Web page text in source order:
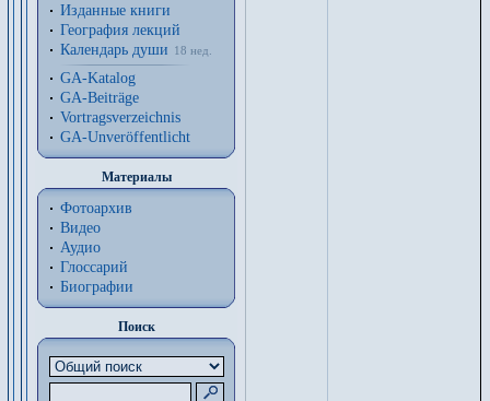
Изданные книги
География лекций
Календарь души
18 нед.
GA-Katalog
GA-Beiträge
Vortragsverzeichnis
GA-Unveröffentlicht
Материалы
Фотоархив
Видео
Аудио
Глоссарий
Биографии
Поиск